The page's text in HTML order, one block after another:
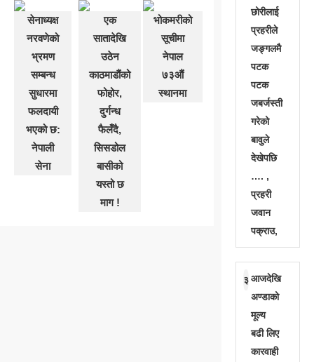
सेनाध्यक्ष
नरवणेको
भ्रमण
सम्बन्ध
सुधारमा
फलदायी
भएको छ:
नेपाली
सेना
एक
सातादेखि
उठेन
काठमाडौंको
फोहोर,
दुर्गन्ध
फैलँदै,
सिसडोल
बासीको
यस्तो छ
माग !
भोकमरीको
सूचीमा
नेपाल
७३औं
स्थानमा
छोरीलाई
प्रहरीले
जङ्गलमै
पटक
पटक
जबर्जस्ती
गरेको
बावुले
देखेपछि
…. ,
प्रहरी
जवान
पक्राउ,
३ आजदेखि
अण्डाको
मूल्य
बढी लिए
कारवाही